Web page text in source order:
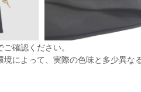
確認ください。
によって、実際の色味と多少異な